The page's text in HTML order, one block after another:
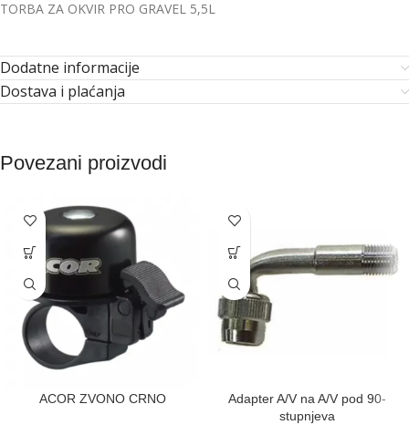
TORBA ZA OKVIR PRO GRAVEL 5,5L
Dodatne informacije
Dostava i plaćanja
Povezani proizvodi
ACOR ZVONO CRNO
Adapter A/V na A/V pod 90-
stupnjeva